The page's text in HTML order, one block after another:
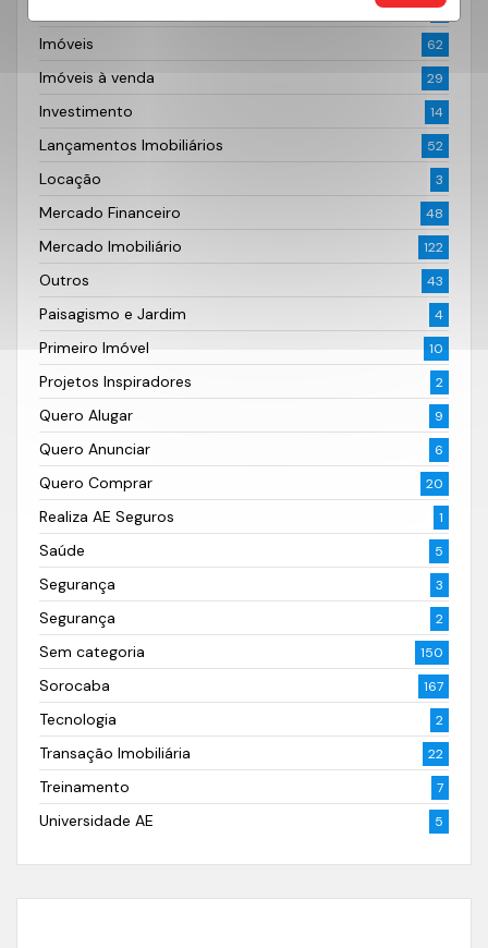
2
Imóveis 62
Imóveis à venda 29
Investimento 14
Lançamentos Imobiliários 52
Locação 3
Mercado Financeiro 48
Mercado Imobiliário 122
Outros 43
Paisagismo e Jardim 4
Primeiro Imóvel 10
Projetos Inspiradores 2
Quero Alugar 9
Quero Anunciar 6
Quero Comprar 20
Realiza AE Seguros 1
Saúde 5
Segurança 3
Segurança 2
Sem categoria 150
Sorocaba 167
Tecnologia 2
Transação Imobiliária 22
Treinamento 7
Universidade AE 5